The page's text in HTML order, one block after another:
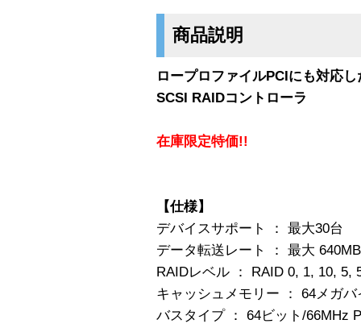
商品説明
ロープロファイルPCIにも対応
SCSI RAIDコントローラ
在庫限定特価!!
【仕様】
デバイスサポート ： 最大30台
データ転送レート ： 最大
RAIDレベル ： RAID 0, 1, 10, 5,
キャッシュメモリー ： 64メガ
バスタイプ ： 64ビット/66MHz